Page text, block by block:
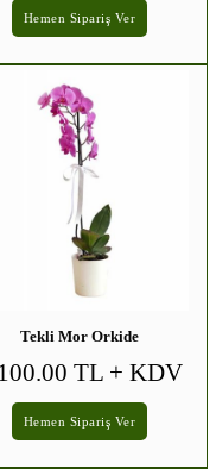
Hemen Sipariş Ver
Tekli Mor Orkide
TL + KDV
Hemen Sipariş Ver